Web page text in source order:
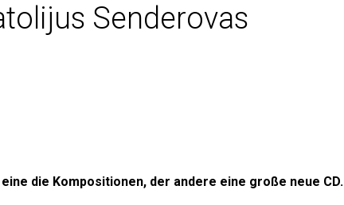
Senderovas
die Kompositionen, der andere eine große neue CD.